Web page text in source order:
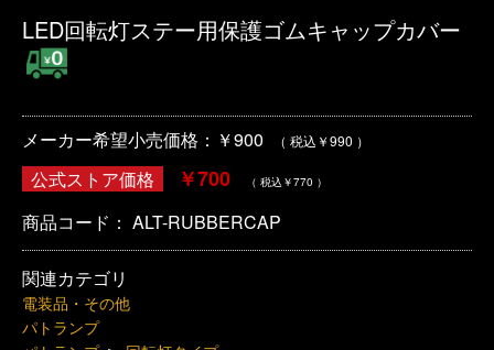
LED回転灯ステー用保護ゴムキャップカバー
メーカー希望小売価格：￥900 （ 税込￥990 ）
公式ストア価格 ￥700 （ 税込￥770 ）
商品コード： ALT-RUBBERCAP
関連カテゴリ
電装品・その他
パトランプ